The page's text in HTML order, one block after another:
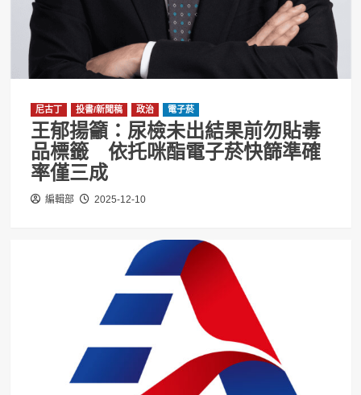
尼古丁 投書/新聞稿 政治 電子菸
王郁揚籲：尿檢未出結果前勿貼毒
品標籤 依托咪酯電子菸快篩準確
率僅三成
編輯部 2025-12-10